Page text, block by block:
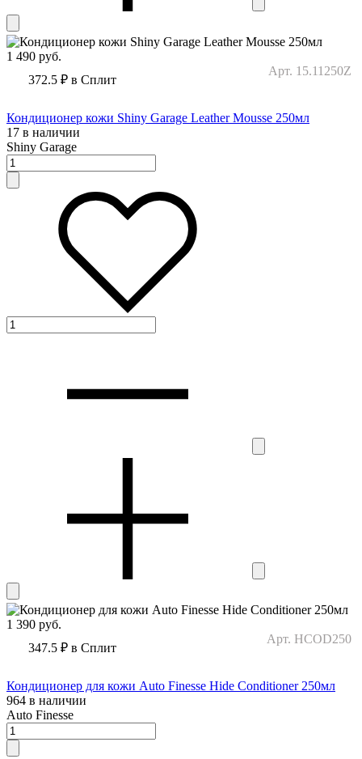
1 490 руб.
Арт. 15.11250Z
372.5 ₽ в Сплит
Кондиционер кожи Shiny Garage Leather Mousse 250мл
17 в наличии
Shiny Garage
1 390 руб.
Арт. HCOD250
347.5 ₽ в Сплит
Кондиционер для кожи Auto Finesse Hide Conditioner 250мл
964 в наличии
Auto Finesse